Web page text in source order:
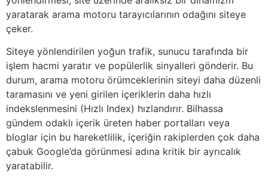
yaratarak arama motoru tarayıcılarının odağını siteye
çeker.
Siteye yönlendirilen yoğun trafik, sunucu tarafında bir
işlem hacmi yaratır ve popülerlik sinyalleri gönderir. Bu
durum, arama motoru örümceklerinin siteyi daha düzenli
taramasını ve yeni girilen içeriklerin daha hızlı
indekslenmesini (Hızlı Index) hızlandırır. Bilhassa
gündem odaklı içerik üreten haber portalları veya
bloglar için bu hareketlilik, içeriğin rakiplerden çok daha
çabuk Google’da görünmesi adına kritik bir ayrıcalık
yaratabilir.